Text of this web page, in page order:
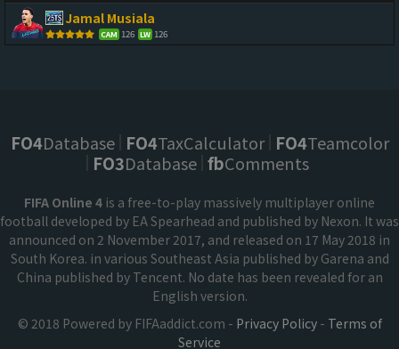
Jamal Musiala
CAM 126 LW 126
FO4Database FO4TaxCalculator FO4Teamcolor
FO3Database fbComments
FIFA Online 4 is a free-to-play massively multiplayer online
football developed by EA Spearhead and published by Nexon. It was
announced on 2 November 2017, and released on 17 May 2018 in
South Korea. in various Southeast Asia published by Garena and
China published by Tencent. No date has been revealed for an
English version.
© 2018 Powered by FIFAaddict.com - Privacy Policy- Terms of
Service